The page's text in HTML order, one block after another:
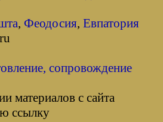
, Феодосия, Евпатория
сопровождение
материалов с сайта
ссылку